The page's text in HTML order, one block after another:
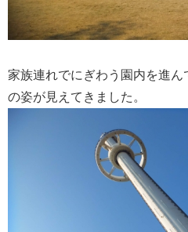
家族連れでにぎわう園内を進
の姿が見えてきました。